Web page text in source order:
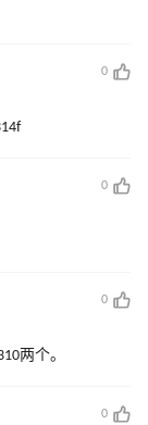
0
0
0
两个。
0